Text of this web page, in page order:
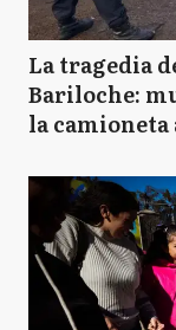
La tragedia
Bariloche:
la camioneta